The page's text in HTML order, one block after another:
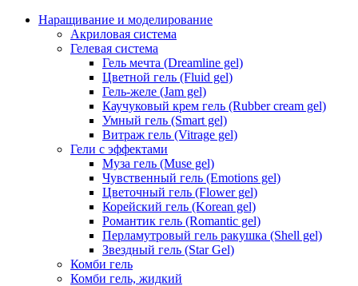
Наращивание и моделирование
Акриловая система
Гелевая система
Гель мечта (Dreamline gel)
Цветной гель (Fluid gel)
Гель-желе (Jam gel)
Каучуковый крем гель (Rubber cream gel)
Умный гель (Smart gel)
Витраж гель (Vitrage gel)
Гели с эффектами
Муза гель (Muse gel)
Чувственный гель (Emotions gel)
Цветочный гель (Flower gel)
Корейский гель (Korean gel)
Романтик гель (Romantic gel)
Перламутровый гель ракушка (Shell gel)
Звездный гель (Star Gel)
Комби гель
Комби гель, жидкий